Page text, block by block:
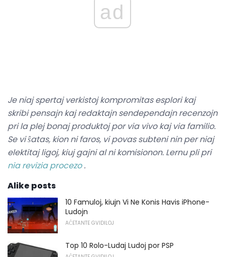
ad
Je niaj spertaj verkistoj kompromitas esplori kaj
skribi pensajn kaj redaktajn sendependajn recenzojn
pri la plej bonaj produktoj por via vivo kaj via familio.
Se vi ŝatas, kion ni faros, vi povas subteni nin per niaj
elektitaj ligoj, kiuj gajni al ni komisionon. Lernu pli pri
nia revizia procezo.
Alike posts
10 Famuloj, kiujn Vi Ne Konis Havis iPhone-
Ludojn
AĈETANTE GVIDILOJ
Top 10 Rolo-Ludaj Ludoj por PSP